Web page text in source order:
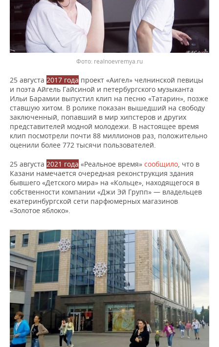
realnoevremya.ru
25 августа 2017 года проект «Аигел» челнинской певицы
и поэта Айгель Гайсиной и петербургского музыканта
Ильи Барамии выпустил клип на песню «Татарин», позже
ставшую хитом. В ролике показан вышедший на свободу
заключенный, попавший в мир хипстеров и других
представителей модной молодежи. В настоящее время
клип посмотрели почти 88 миллионов раз, положительно
оценили более 772 тысячи пользователей.
25 августа 2021 года «Реальное время» сообщило, что в
Казани намечается очередная реконструкция здания
бывшего «Детского мира» на «Кольце», находящегося в
собственности компании «Джи Эй Групп» — владельцев
екатеринбургской сети парфюмерных магазинов
«Золотое яблоко».